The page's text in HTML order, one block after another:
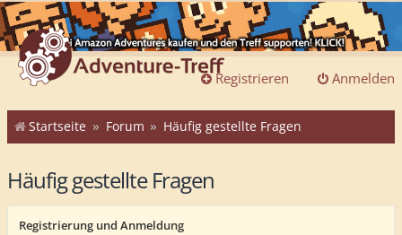
Anmelden
Registrieren
Startseite Forum Häufig gestellte Fragen
Häufig gestellte Fragen
Registrierung und Anmeldung